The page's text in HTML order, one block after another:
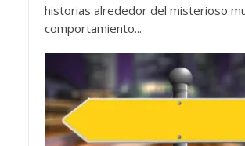
historias alrededor del misterioso
comportamiento...